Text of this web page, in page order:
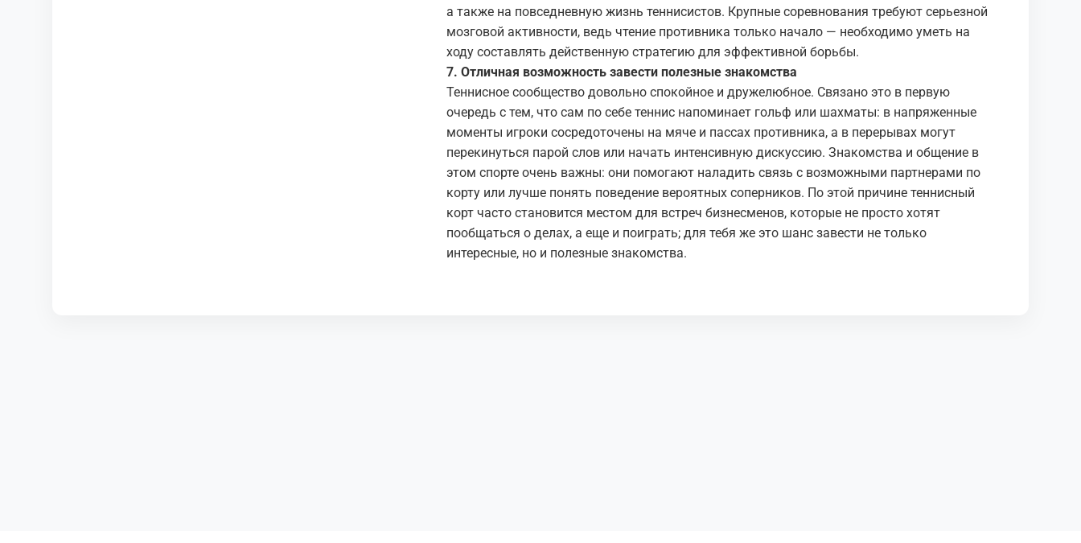
а также на повседневную жизнь теннисистов. Крупные соревнования требуют серьезной
мозговой активности, ведь чтение противника только начало — необходимо уметь на
ходу составлять действенную стратегию для эффективной борьбы.
7. Отличная возможность завести полезные знакомства
Теннисное сообщество довольно спокойное и дружелюбное. Связано это в первую
очередь с тем, что сам по себе теннис напоминает гольф или шахматы: в напряженные
моменты игроки сосредоточены на мяче и пассах противника, а в перерывах могут
перекинуться парой слов или начать интенсивную дискуссию. Знакомства и общение в
этом спорте очень важны: они помогают наладить связь с возможными партнерами по
корту или лучше понять поведение вероятных соперников. По этой причине теннисный
корт часто становится местом для встреч бизнесменов, которые не просто хотят
пообщаться о делах, а еще и поиграть; для тебя же это шанс завести не только
интересные, но и полезные знакомства.